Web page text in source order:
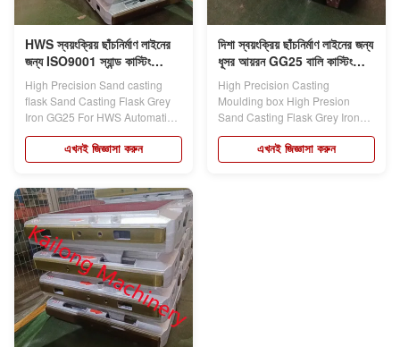
HWS স্বয়ংক্রিয় ছাঁচনির্মাণ লাইনের
জন্য ISO9001 স্যান্ড কাস্টিং
ফ্লাস্ক
High Precision Sand casting
flask Sand Casting Flask Grey
Iron GG25 For HWS Automatic
Molding...
এখনই জিজ্ঞাসা করুন
দিশা স্বয়ংক্রিয় ছাঁচনির্মাণ লাইনের জন্য
ধূসর আয়রন GG25 বালি কাস্টিং
ফ্লাস্ক
High Precision Casting
Moulding box High Presion
Sand Casting Flask Grey Iron
GG25 For Disa...
এখনই জিজ্ঞাসা করুন